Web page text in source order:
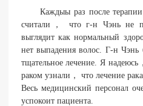
Каждыы раз после терапии
считали， что г-н Чэнь не
выглядит как нормальный
нет выпадения волос. Г-н Чэнь
тщательное лечение. Я
раком узнали， что лечение
Весь медицинский персонал
успокоит пациента.